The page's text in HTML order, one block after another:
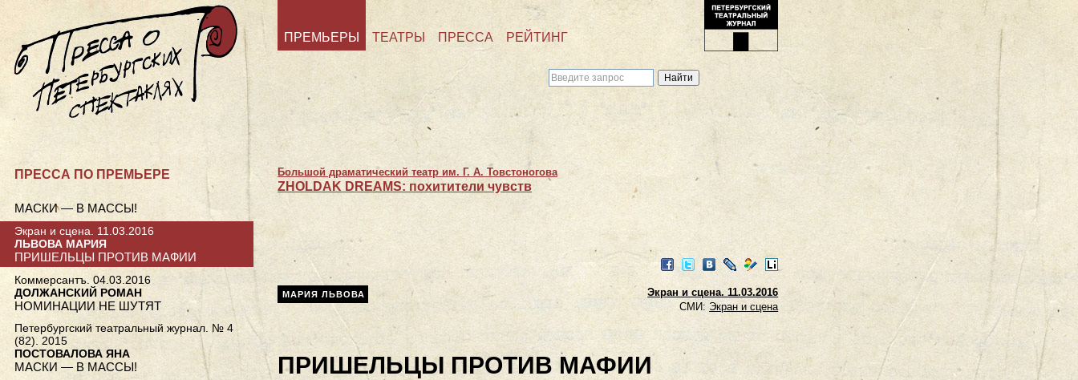
ПРЕМЬЕРЫ ТЕАТРЫ ПРЕССА РЕЙТИНГ
Большой драматический театр им. Г. А. Товстоногова
ZHOLDAK DREAMS: похитители чувств
Facebook
TwitterVKontakte
LiveJournal
Мой
LiveInternet
Экран и сцена. 11.03.2016
СМИ: Экран и сцена
МАРИЯ ЛЬВОВА
ПРИШЕЛЬЦЫ ПРОТИВ МАФИИ
ПРЕССА ПО ПРЕМЬЕРЕ
МАСКИ — В МАССЫ!
Экран и сцена. 11.03.2016
ЛЬВОВА МАРИЯ
ПРИШЕЛЬЦЫ ПРОТИВ МАФИИ
Коммерсантъ. 04.03.2016
ДОЛЖАНСКИЙ РОМАН
НОМИНАЦИИ НЕ ШУТЯТ
Петербургский театральный журнал. № 4
(82). 2015
ПОСТОВАЛОВА ЯНА
МАСКИ — В МАССЫ!